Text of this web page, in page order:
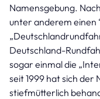
Namensgebung.
unter anderem einen
Deutschland-
sogar einmal die
seit 1999 hat sich der
stiefmütterlich